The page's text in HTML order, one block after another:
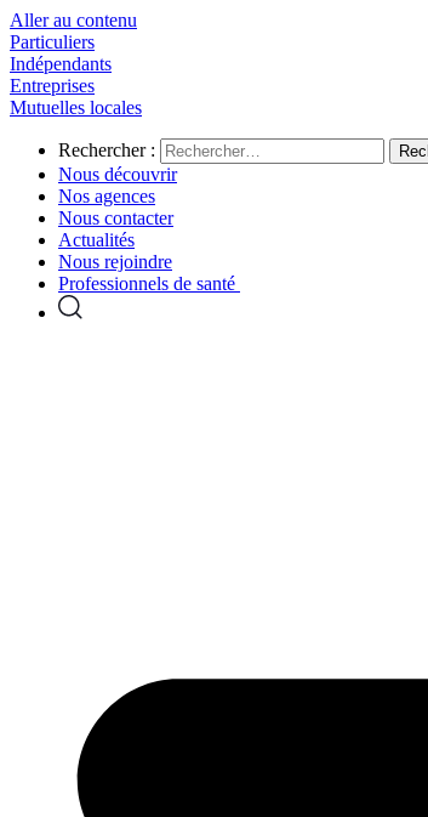
Aller au contenu
Particuliers
Indépendants
Entreprises
Mutuelles locales
Rechercher :
Nous découvrir
Nos agences
Nous contacter
Actualités
Nous rejoindre
Professionnels de santé